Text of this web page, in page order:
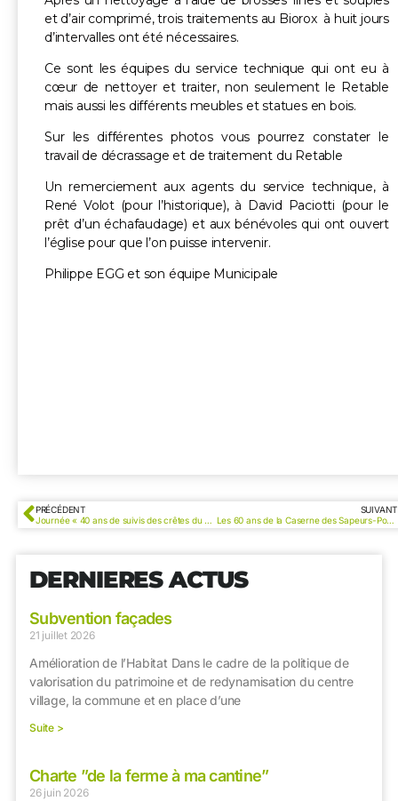
et d’air comprimé, trois traitements au Biorox à huit jours
d’intervalles ont été nécessaires.
Ce sont les équipes du service technique qui ont eu à
cœur de nettoyer et traiter, non seulement le Retable
mais aussi les différents meubles et statues en bois.
Sur les différentes photos vous pourrez constater le
travail de décrassage et de traitement du Retable
Un remerciement aux agents du service technique, à
René Volot (pour l’historique), à David Paciotti (pour le
prêt d’un échafaudage) et aux bénévoles qui ont ouvert
l’église pour que l’on puisse intervenir.
Philippe EGG et son équipe Municipale
PRÉCÉDENT
Journée « 40 ans de suivis des crêtes du Grand Luberon »
SUIVANT
Les 60 ans de la Caserne des Sapeurs-Pompiers de Cucuron
DERNIERES ACTUS
Subvention façades
21 juillet 2026
Amélioration de l’Habitat Dans le cadre de la politique de
valorisation du patrimoine et de redynamisation du centre
village, la commune et en place d’une
Suite >
Charte ”de la ferme à ma cantine”
26 juin 2026